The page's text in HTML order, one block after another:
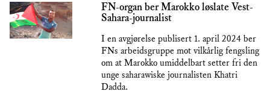
FN-organ ber Marokko løslate Vest-
Sahara-journalist
I en avgjørelse publisert 1. april 2024 ber
FNs arbeidsgruppe mot vilkårlig fengsling
om at Marokko umiddelbart setter fri den
unge saharawiske journalisten Khatri
Dadda.